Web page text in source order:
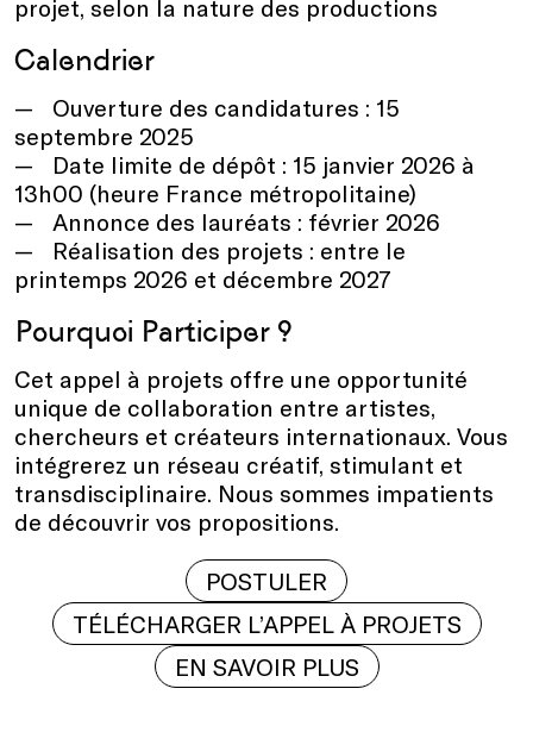
projet, selon la nature des productions
Calendrier
Ouverture des candidatures : 15
septembre 2025
Date limite de dépôt : 15 janvier 2026 à
13h00 (heure France métropolitaine)
Annonce des lauréats : février 2026
Réalisation des projets : entre le
printemps 2026 et décembre 2027
Pourquoi Participer ?
Cet appel à projets offre une opportunité
unique de collaboration entre artistes,
chercheurs et créateurs internationaux. Vous
intégrerez un réseau créatif, stimulant et
transdisciplinaire. Nous sommes impatients
de découvrir vos propositions.
POSTULER
TÉLÉCHARGER L’APPEL À PROJETS
EN SAVOIR PLUS